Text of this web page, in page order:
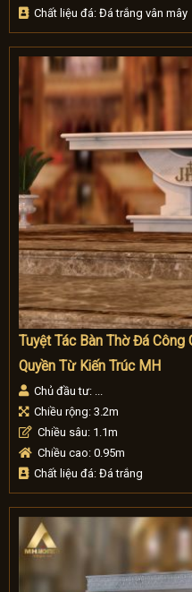
Chất liệu đá: Đá trắng vân mây
Tuyệt Tác Bàn Thờ Đá
Quyền Từ Kiến Trúc MH
Chủ đầu tư: ...
Chiều rộng: 3.2m
Chiều sâu: 1.1m
Chiều cao: 0.95m
Chất liệu đá: Đá trắng